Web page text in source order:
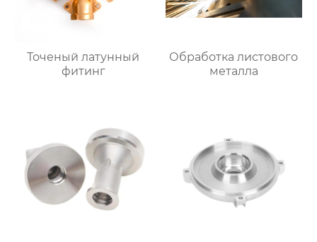
Точеный латунный
фитинг
Обработка листового
металла